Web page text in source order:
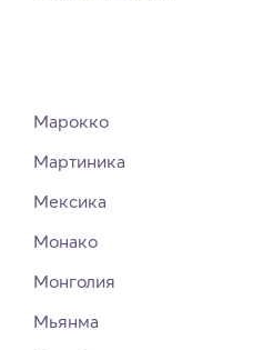
Марокко
Мартиника
Мексика
Монако
Монголия
Мьянма